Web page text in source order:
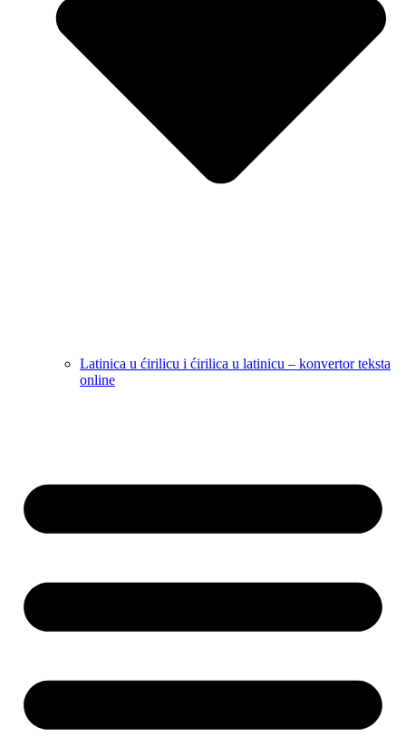
Latinica u ćirilicu i ćirilica u latinicu – konvertor teksta
online